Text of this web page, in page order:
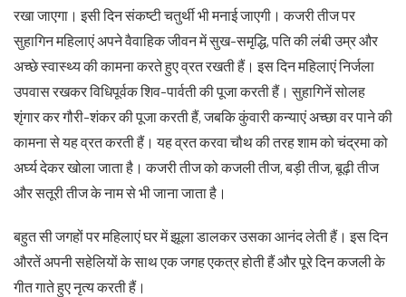
रखा जाएगा। इसी दिन संकष्टी चतुर्थी भी मनाई जाएगी। कजरी तीज पर
सुहागिन महिलाएं अपने वैवाहिक जीवन में सुख-समृद्धि, पति की लंबी उम्र और
अच्छे स्वास्थ्य की कामना करते हुए व्रत रखती हैं। इस दिन महिलाएं निर्जला
उपवास रखकर विधिपूर्वक शिव-पार्वती की पूजा करती हैं। सुहागिनें सोलह
शृंगार कर गौरी-शंकर की पूजा करती हैं, जबकि कुंवारी कन्याएं अच्छा वर पाने की
कामना से यह व्रत करती हैं। यह व्रत करवा चौथ की तरह शाम को चंद्रमा को
अर्घ्य देकर खोला जाता है। कजरी तीज को कजली तीज, बड़ी तीज, बूढ़ी तीज
और सतूरी तीज के नाम से भी जाना जाता है।
बहुत सी जगहों पर महिलाएं घर में झूला डालकर उसका आनंद लेती हैं। इस दिन
औरतें अपनी सहेलियों के साथ एक जगह एकत्र होती हैं और पूरे दिन कजली के
गीत गाते हुए नृत्य करती हैं।